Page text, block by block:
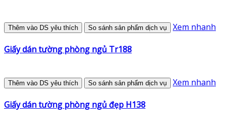
Thêm vào DS yêu thích So sánh sản phẩm dịch vụ Xem nhanh
Giấy dán tường phòng ngủ Tr188
Thêm vào DS yêu thích So sánh sản phẩm dịch vụ Xem nhanh
Giấy dán tường phòng ngủ đẹp H138